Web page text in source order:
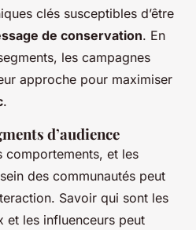
clés susceptibles d’être
de conservation. En
les campagnes
approche pour maximiser
.
d’audience
comportements, et les
des communautés peut
Savoir qui sont les
et les influenceurs peut